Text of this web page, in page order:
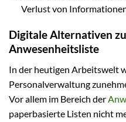
Verlust von
Digitale Alternativen
Anwesenheitsliste
In der heutigen Arbeitswelt
Personalverwaltung
Vor allem im Bereich der
paperbasierte Listen nicht